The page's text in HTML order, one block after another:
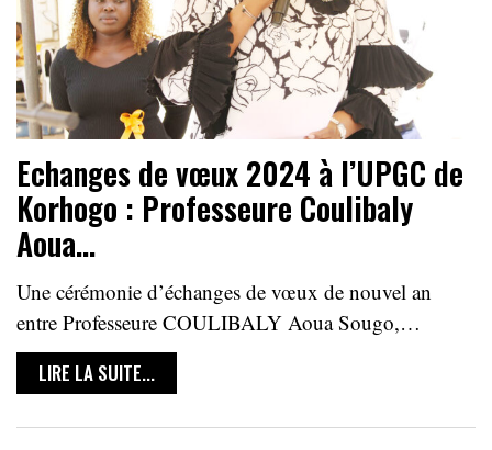
Echanges de vœux 2024 à l’UPGC de
Korhogo : Professeure Coulibaly
Aoua…
Une cérémonie d’échanges de vœux de nouvel an
entre Professeure COULIBALY Aoua Sougo,…
LIRE LA SUITE...